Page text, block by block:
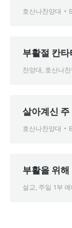
호산나찬양대
부활절 칸타
찬양대, 호산나
살아계신 주
호산나찬양대
부활을 위
설교, 주일 1부 예